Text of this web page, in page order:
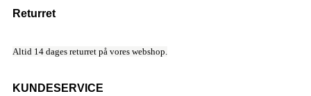
Returret
Altid 14 dages returret på vores webshop.
KUNDESERVICE